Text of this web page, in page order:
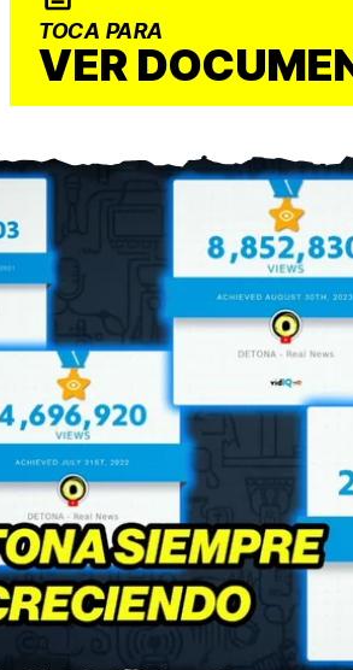
TOCA PARA
VER